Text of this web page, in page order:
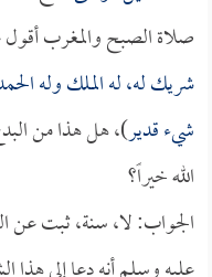
صلاة الصبح والمغرب
شريك له، له الملك وله
شيء قدير)، هل هذا من
الله خيراً؟
الجواب: لا، سنة، ثبت عن